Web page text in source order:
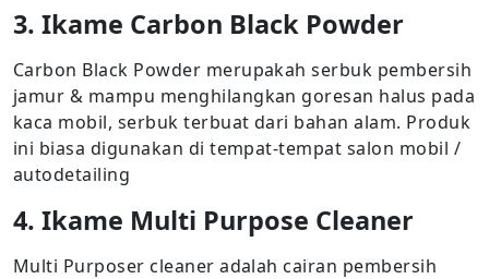
3. Ikame Carbon Black Powder
Carbon Black Powder merupakah serbuk pembersih
jamur & mampu menghilangkan goresan halus pada
kaca mobil, serbuk terbuat dari bahan alam. Produk
ini biasa digunakan di tempat-tempat salon mobil /
autodetailing
4. Ikame Multi Purpose Cleaner
Multi Purposer cleaner adalah cairan pembersih